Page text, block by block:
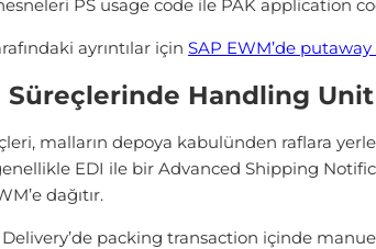
PS usage code ile PAK application
ayrıntılar için SAP EWM’de
Süreçlerinde Handling
malların depoya kabulünden raflara
EDI ile bir Advanced Shipping
dağıtır.
packing transaction içinde